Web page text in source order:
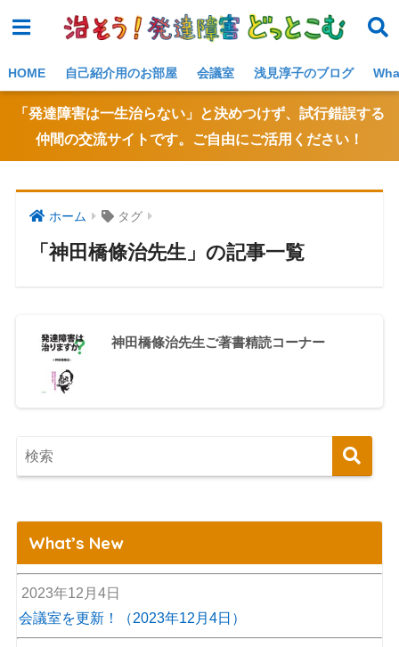
HOME 自己紹介用のお部屋 会議室 浅見淳子のブログ
「発達障害は一生治らない」と決めつけず、試行錯誤する
仲間の交流サイトです。ご自由にご活用ください！
ホーム タグ
「神田橋條治先生」の記事一覧
神田橋條治先生ご著書精読コーナー
What’s New
2023年12月4日
NE
会議室を更新！（2023年12月4日）